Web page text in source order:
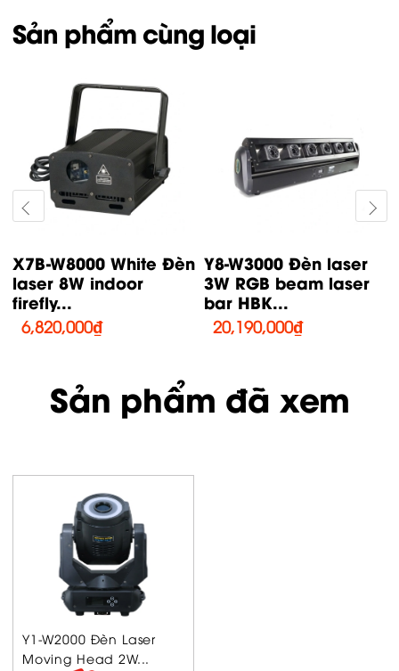
Sản phẩm cùng loại
Y8-W12000 Đèn laser
12W RGB beam laser
bar...
27,400,000₫
Y10-W12000 Đèn
laser 12W RGB
animation laser...
40,330,000₫
Sản phẩm đã xem
Y1-W2000 Đèn Laser
Moving Head 2W...